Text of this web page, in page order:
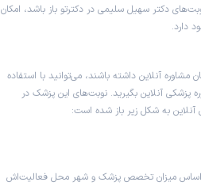
دکتر سهیل سلیمی در دکترتو باز باشد، امکان
دارد.
آنلاین داشته باشند، می‌توانید با استفاده
پزشکی آنلاین بگیرید. نوبت‌های این پزشک در
آنلاین به شکل زیر باز شده است:
اساس میزان تخصص پزشک و شهر محل فعالیت‌اش